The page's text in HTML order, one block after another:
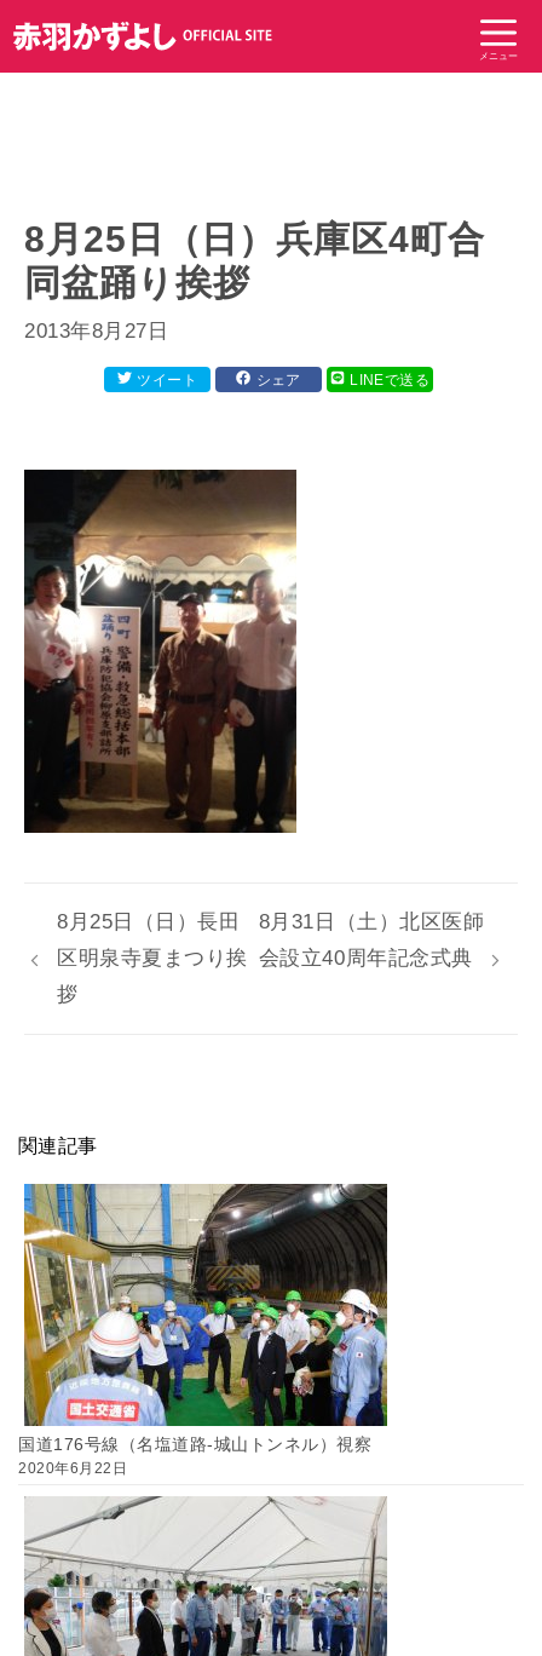
ン
テ
メニュー
8月25日（日）兵庫区4町合
同盆踊り挨拶
2013年8月27日
ツイート シェア LINEで送る
8月25日（日）長田
区明泉寺夏まつり挨
拶
8月31日（土）北区医師
会設立40周年記念式典
関連記事
国道176号線（名塩道路-城山トンネル）視察
2020年6月22日